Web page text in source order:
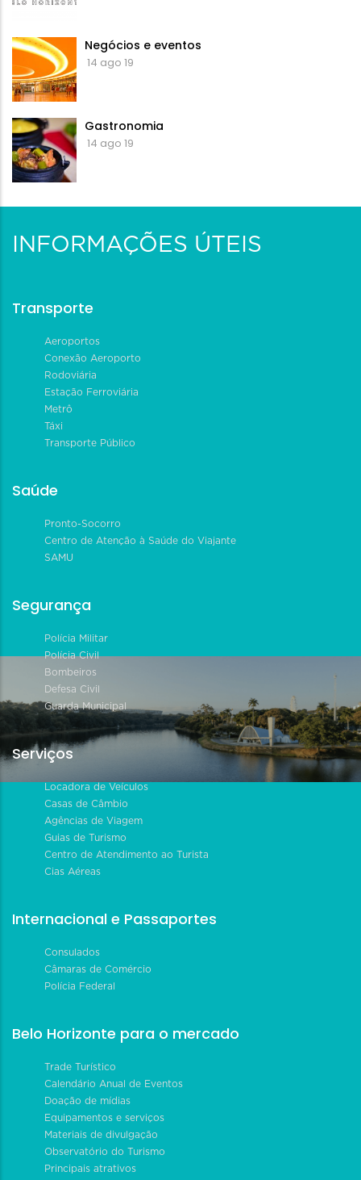
Negócios e eventos
14 ago 19
Gastronomia
14 ago 19
INFORMAÇÕES ÚTEIS
Transporte
Aeroportos
Conexão Aeroporto
Rodoviária
Estação Ferroviária
Metrô
Táxi
Transporte Público
Saúde
Pronto-Socorro
Centro de Atenção à Saúde do Viajante
SAMU
Segurança
Polícia Militar
Polícia Civil
Bombeiros
Defesa Civil
Guarda Municipal
Serviços
Locadora de Veículos
Casas de Câmbio
Agências de Viagem
Guias de Turismo
Centro de Atendimento ao Turista
Cias Aéreas
Internacional e Passaportes
Consulados
Câmaras de Comércio
Polícia Federal
Belo Horizonte para o mercado
Trade Turístico
Calendário Anual de Eventos
Doação de mídias
Equipamentos e serviços
Materiais de divulgação
Observatório do Turismo
Principais atrativos